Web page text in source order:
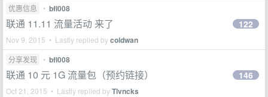
优惠信息 • bfl008
联通 11.11 流量活动 来了
Nov 9, 2015 • Lastly replied bycoldwan
122
分享发现 • bfl008
联通 10 元 1G 流量包（预约链接）
Oct 21, 2015 • Lastly replied byTlvncks
146